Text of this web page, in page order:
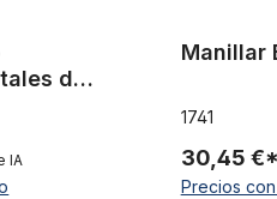
de
IA
Manillar
1741
30,45 €*
Precios